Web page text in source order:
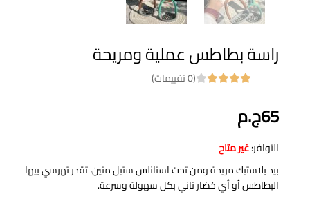
راسة بطاطس عملية ومريحة
(0 تقييمات)
65ج.م
التوافر:غير متاح
بيد بلاستيك مريحة ومن تحت استانلس ستيل متين، تقدر تهرسي بيها
البطاطس أو أي خضار تاني بكل سهولة وسرعة.